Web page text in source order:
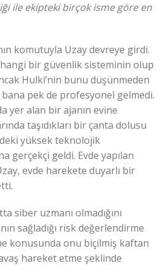
ile ekipteki birçok isme göre en
komutuyla Uzay devreye girdi.
bir güvenlik sisteminin olup
Hulki’nin bunu düşünmeden
pek de profesyonel gelmedi.
yer alan bir ajanın evine
taşıdıkları bir çanta dolusu
yüksek teknolojik
gerçekçi geldi. Evde yapılan
evde harekete duyarlı bir
siber uzmanı olmadığını
sağladığı risk değerlendirme
konusunda onu biçilmiş kaftan
hareket etme şeklinde